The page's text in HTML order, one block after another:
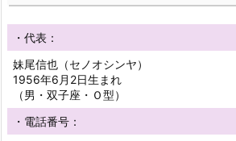
・代表：
妹尾信也（セノオシンヤ）
1956年6月2日生まれ
（男・双子座・Ｏ型）
・電話番号：